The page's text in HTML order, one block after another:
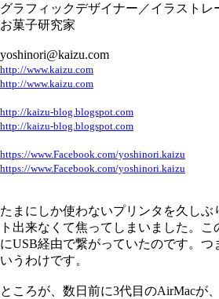
グラフィックデザイナー／イラストレ
お菓子研究家
yoshinori@kaizu.com
http://www.kaizu.com
http://www.kaizu.com
http://kaizu-blog.blogspot.com
http://kaizu-blog.blogspot.com
https://www.Facebook.com/yoshinori.kaizu
https://www.Facebook.com/yoshinori.kaizu
たまにしか使わないプリンタを久しぶ
ト出来なくて焦ってしまいました。
にUSB経由で繋がっていたのです。つ
いうわけです。
ところが、数日前に3代目のAirMacが